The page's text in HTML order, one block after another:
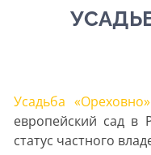
Усадьба «Ореховно»
европейский сад в
статус частного